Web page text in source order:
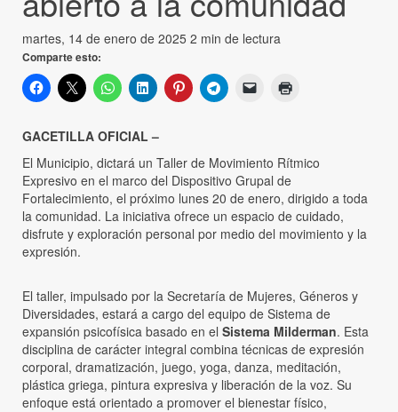
martes, 14 de enero de 2025 2 min de lectura
Comparte esto:
GACETILLA OFICIAL –
El Municipio, dictará un Taller de Movimiento Rítmico
Expresivo en el marco del Dispositivo Grupal de
Fortalecimiento, el próximo lunes 20 de enero, dirigido a toda
la comunidad. La iniciativa ofrece un espacio de cuidado,
disfrute y exploración personal por medio del movimiento y la
expresión.
El taller, impulsado por la Secretaría de Mujeres, Géneros y
Diversidades, estará a cargo del equipo de Sistema de
expansión psicofísica basado en el Sistema Milderman. Esta
disciplina de carácter integral combina técnicas de expresión
corporal, dramatización, juego, yoga, danza, meditación,
plástica griega, pintura expresiva y liberación de la voz. Su
enfoque está orientado a promover el bienestar físico,